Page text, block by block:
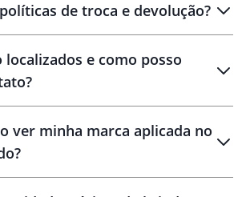
de troca e devolução?
localizados e como posso
ver minha marca aplicada no